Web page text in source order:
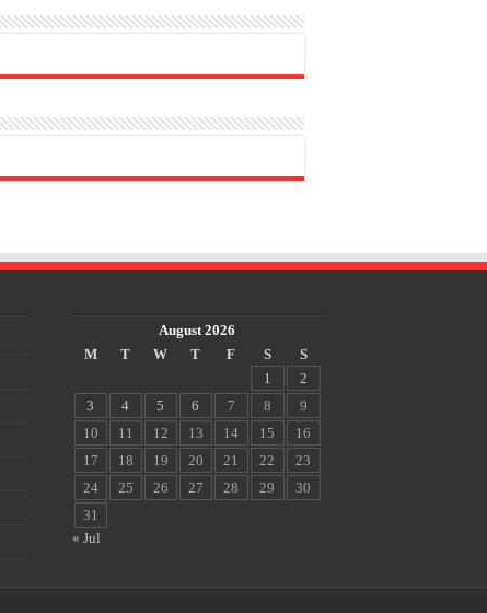
August 2026
M
T W T F S
S
1
2
3
4 5 6 7 8
9
10
11 12 13 14 15
16
17
18 19 20 21 22
23
24
25 26 27 28 29
30
31
« Jul